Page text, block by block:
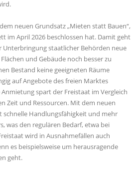
neuen Grundsatz „Mieten statt Bauen“,
im April 2026 beschlossen hat. Damit geht
Unterbringung staatlicher Behörden neue
und Gebäude noch besser zu
Bestand keine geeigneten Räume
auf Angebote des freien Marktes
spart der Freistaat im Vergleich
Zeit und Ressourcen. Mit dem neuen
schnelle Handlungsfähigkeit und mehr
was den regulären Bedarf, etwa bei
wird in Ausnahmefällen auch
es beispielsweise um herausragende
geht.